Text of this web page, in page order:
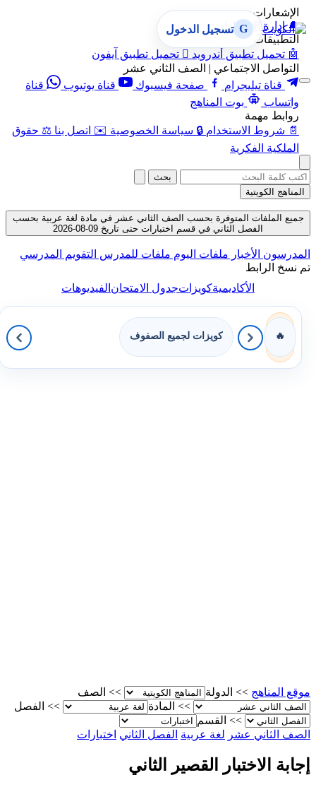
الإشعارات
🔔 إدارة الإشعارات
التطبيقات
🤖 تحميل تطبيق أندرويد  تحميل تطبيق آيفون
التواصل الاجتماعي | الصف الثاني عشر
قناة تيليجرام
صفحة فيسبوك قناة يوتيوب
قناة
واتساب
بوت المناهج
روابط مهمة
📄 شروط الاستخدام 🔒 سياسة الخصوصية ✉️ اتصل بنا ⚖️ حقوق
الملكية الفكرية
G تسجيل الدخول
بحث
المناهج الكويتية
جميع الملفات المتوفرة بحسب الصف الثاني عشر في مادة لغة عربية بحسب
الفصل الثاني في قسم اختبارات حتى تاريخ 09-08-2026
المدرسون الأخبار ملفات اليوم ملفات للمدرس التقويم المدرسي
تم نسخ الرابط
الأكاديميةكويزاتجدول الامتحانالفيديوهات
🔥 كويزات لجميع الصفوف
موقع المناهج >> الدولة >>
الصف
>>
المادة >>
الفصل
>>
القسم
الصف الثاني عشر لغة عربية الفصل الثاني اختبارات
إجابة الاختبار القصير الثاني